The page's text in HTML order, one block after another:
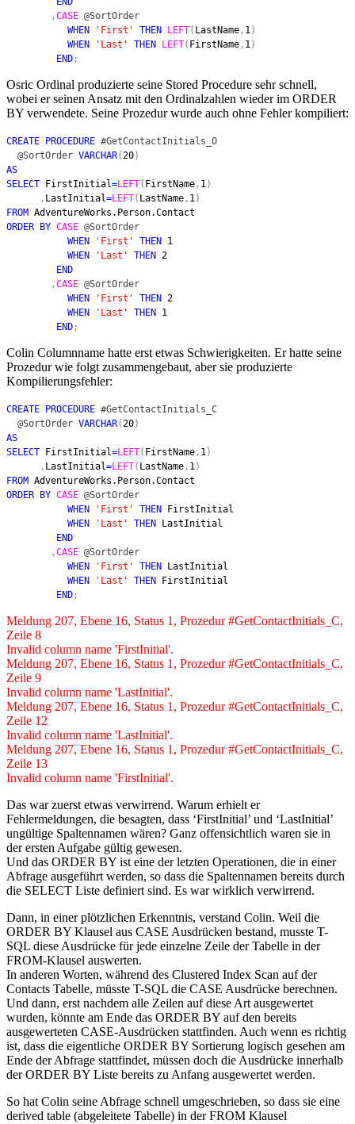
,CASE @SortOrder
WHEN
'First' THEN LEFT( LastName, 1)
WHEN
'Last' THEN LEFT( FirstName, 1)
END;
Osric Ordinal produzierte seine Stored Procedure sehr schnell,
wobei er seinen Ansatz mit den Ordinalzahlen wieder im ORDER
BY verwendete. Seine Prozedur wurde auch ohne Fehler kompiliert:
CREATE PROCEDURE #GetContactInitials_O
@SortOrder VARCHAR(20)
AS
SELECT
FirstInitial=LEFT( FirstName, 1)
, LastInitial=LEFT( LastName, 1)
FROM AdventureWorks.Person.Contact
ORDER BY CASE @SortOrder
WHEN
'First' THEN 1
WHEN
'Last' THEN 2
END
,CASE @SortOrder
WHEN
'First' THEN 2
WHEN
'Last' THEN 1
END;
Colin Columnname hatte erst etwas Schwierigkeiten. Er hatte seine
Prozedur wie folgt zusammengebaut, aber sie produzierte
Kompilierungsfehler:
CREATE PROCEDURE #GetContactInitials_C
@SortOrder VARCHAR(20)
AS
SELECT
FirstInitial=LEFT( FirstName, 1)
, LastInitial=LEFT( LastName, 1)
FROM AdventureWorks.Person.Contact
ORDER BY CASE @SortOrder
WHEN
'First' THEN
FirstInitial
WHEN
'Last' THEN
LastInitial
END
,CASE @SortOrder
WHEN
'First' THEN
LastInitial
WHEN
'Last' THEN
FirstInitial
END;
Meldung 207, Ebene 16, Status 1, Prozedur #GetContactInitials_C,
Zeile 8
Invalid column name 'FirstInitial'.
Meldung 207, Ebene 16, Status 1, Prozedur #GetContactInitials_C,
Zeile 9
Invalid column name 'LastInitial'.
Meldung 207, Ebene 16, Status 1, Prozedur #GetContactInitials_C,
Zeile 12
Invalid column name 'LastInitial'.
Meldung 207, Ebene 16, Status 1, Prozedur #GetContactInitials_C,
Zeile 13
Invalid column name 'FirstInitial'.
Das war zuerst etwas verwirrend. Warum erhielt er
Fehlermeldungen, die besagten, dass ‘FirstInitial’ und ‘LastInitial’
ungültige Spaltennamen wären? Ganz offensichtlich waren sie in
der ersten Aufgabe gültig gewesen.
Und das ORDER BY ist eine der letzten Operationen, die in einer
Abfrage ausgeführt werden, so dass die Spaltennamen bereits durch
die SELECT Liste definiert sind. Es war wirklich verwirrend.
Dann, in einer plötzlichen Erkenntnis, verstand Colin. Weil die
ORDER BY Klausel aus CASE Ausdrücken bestand, musste T-
SQL diese Ausdrücke für jede einzelne Zeile der Tabelle in der
FROM-Klausel auswerten.
In anderen Worten, während des Clustered Index Scan auf der
Contacts Tabelle, müsste T-SQL die CASE Ausdrücke berechnen.
Und dann, erst nachdem alle Zeilen auf diese Art ausgewertet
wurden, könnte am Ende das ORDER BY auf den bereits
ausgewerteten CASE-Ausdrücken stattfinden. Auch wenn es richtig
ist, dass die eigentliche ORDER BY Sortierung logisch gesehen am
Ende der Abfrage stattfindet, müssen doch die Ausdrücke innerhalb
der ORDER BY Liste bereits zu Anfang ausgewertet werden.
So hat Colin seine Abfrage schnell umgeschrieben, so dass sie eine
derived table (abgeleitete Tabelle) in der FROM Klausel